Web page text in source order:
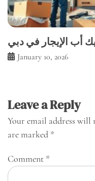
أب الإيجار في دبي
January 10, 2026
Leave a Reply
Your email address will
are marked *
Comment *